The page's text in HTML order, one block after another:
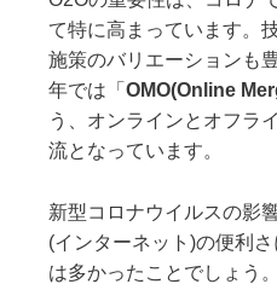
て特に高まっています。
施策のバリエーションも
年では「 OMO(Online
う、オンラインとオフラ
流となっています。
新型コロナウイルスの影
(インターネット)の便利
は多かったことでしょう